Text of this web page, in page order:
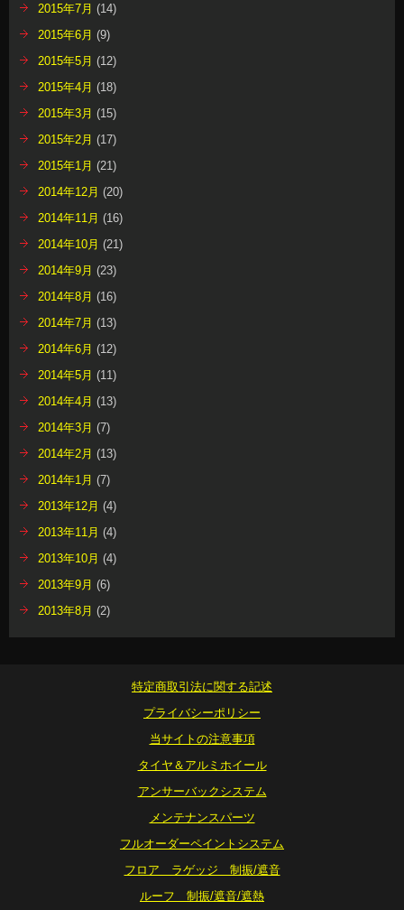
2015年7月 (14)
2015年6月 (9)
2015年5月 (12)
2015年4月 (18)
2015年3月 (15)
2015年2月 (17)
2015年1月 (21)
2014年12月 (20)
2014年11月 (16)
2014年10月 (21)
2014年9月 (23)
2014年8月 (16)
2014年7月 (13)
2014年6月 (12)
2014年5月 (11)
2014年4月 (13)
2014年3月 (7)
2014年2月 (13)
2014年1月 (7)
2013年12月 (4)
2013年11月 (4)
2013年10月 (4)
2013年9月 (6)
2013年8月 (2)
特定商取引法に関する記述
プライバシーポリシー
当サイトの注意事項
タイヤ＆アルミホイール
アンサーバックシステム
メンテナンスパーツ
フルオーダーペイントシステム
フロア ラゲッジ 制振/遮音
ルーフ 制振/遮音/遮熱